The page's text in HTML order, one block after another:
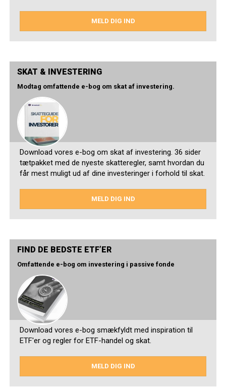
MELD DIG IND
SKAT & INVESTERING
Modtag omfattende e-bog om skat af investering.
Download vores e-bog om skat af investering. 36 sider
tætpakket med de nyeste skatteregler, samt hvordan du
får mest muligt ud af dine investeringer i forhold til skat.
MELD DIG IND
FIND DE BEDSTE ETF’ER
Omfattende e-bog om investering i passive fonde
Download vores e-bog smækfyldt med inspiration til
ETF'er og regler for ETF-handel og skat.
MELD DIG IND